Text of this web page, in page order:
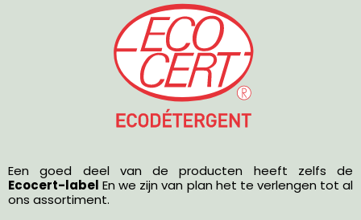
Een goed deel van de producten heeft zelfs de
Ecocert-label En we zijn van plan het te verlengen tot al
ons assortiment.